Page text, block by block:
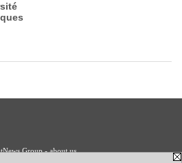
Group - about us